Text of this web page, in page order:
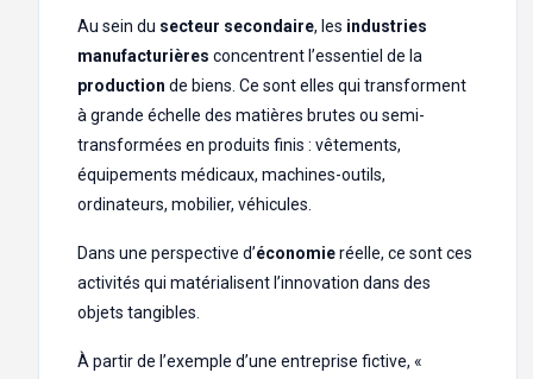
Au sein du secteur secondaire, les industries
manufacturières concentrent l’essentiel de la
production de biens. Ce sont elles qui transforment
à grande échelle des matières brutes ou semi-
transformées en produits finis : vêtements,
équipements médicaux, machines-outils,
ordinateurs, mobilier, véhicules.
Dans une perspective d’économieréelle, ce sont ces
activités qui matérialisent l’innovation dans des
objets tangibles.
À partir de l’exemple d’une entreprise fictive, «